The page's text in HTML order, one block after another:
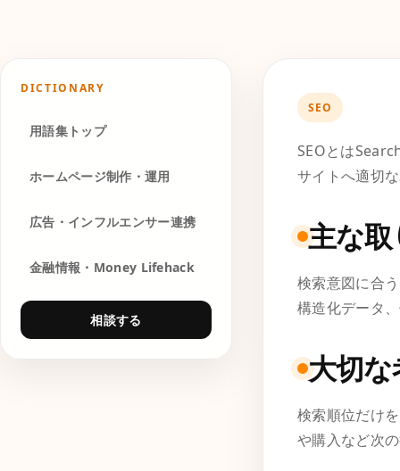
DICTIONARY
用語集トップ
ホームページ制作・運用
広告・インフルエンサー連携
金融情報・Money Lifehack
相談する
SEO
SEOとは
サイトへ適切
主な
検索意図に合
構造化データ
大切
検索順位だけ
や購入など次